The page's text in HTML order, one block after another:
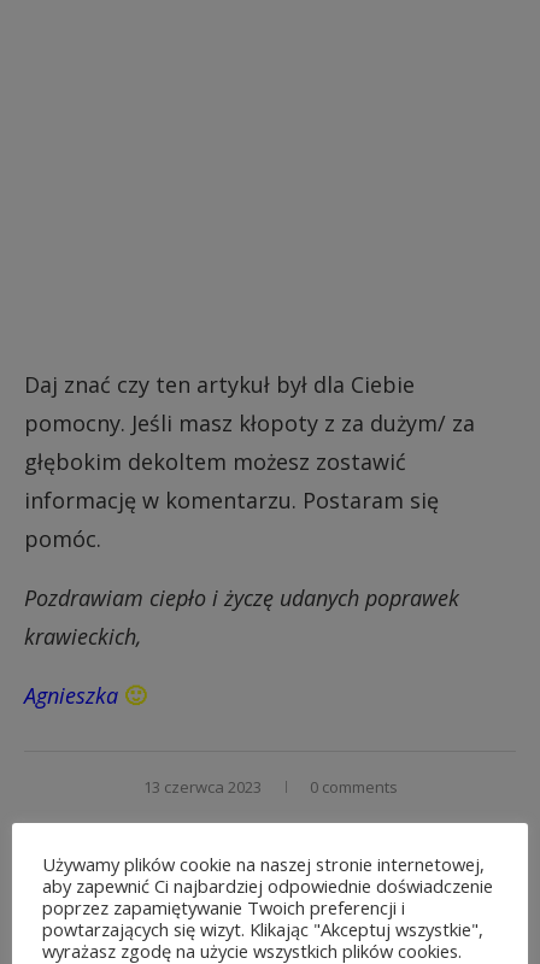
Daj znać czy ten artykuł był dla Ciebie
pomocny. Jeśli masz kłopoty z za dużym/ za
głębokim dekoltem możesz zostawić
informację w komentarzu. Postaram się
pomóc.
Pozdrawiam ciepło i życzę udanych poprawek
krawieckich,
Agnieszka 🙂
13 czerwca 2023 0 comments
Używamy plików cookie na naszej stronie internetowej,
aby zapewnić Ci najbardziej odpowiednie doświadczenie
poprzez zapamiętywanie Twoich preferencji i
powtarzających się wizyt. Klikając "Akceptuj wszystkie",
wyrażasz zgodę na użycie wszystkich plików cookies.